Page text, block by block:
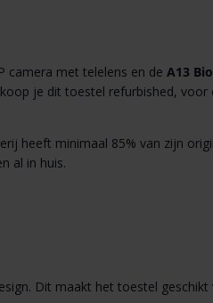
camera met telelens en de A13
je dit toestel refurbished,
heeft minimaal 85% van zijn
al in huis.
Dit maakt het toestel